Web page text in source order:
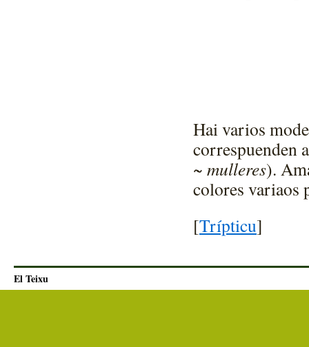
Hai varios
correspuenden
~ mulleres).
colores variaos
[Trípticu]
El Teixu